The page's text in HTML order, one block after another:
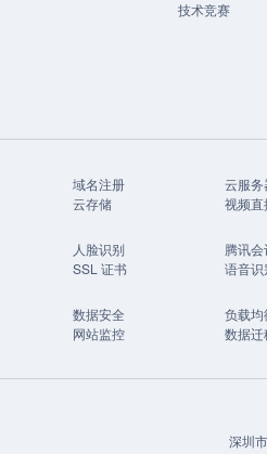
技术竞赛
域名注册 云服务
云存储
视频直
人脸识别 腾讯会
SSL 证书
语音识
数据安全 负载均
网站监控
数据迁
深圳